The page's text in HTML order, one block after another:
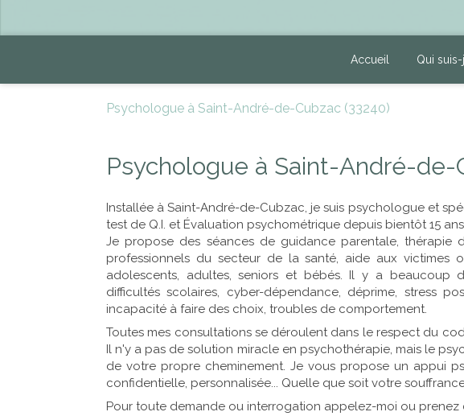
Accueil Qui suis-
Psychologue à Saint-André-de-Cubzac (33240)
Psychologue à Saint-André-de-
Installée à Saint-André-de-Cubzac, je suis psychologue et
test de Q.I. et Évaluation psychométrique depuis bientôt 15
Je propose des séances de guidance parentale, thérapie
professionnels du secteur de la santé, aide aux victimes
adolescents, adultes, seniors et bébés. Il y a beaucoup
difficultés scolaires, cyber-dépendance, déprime, stress
incapacité à faire des choix, troubles de comportement.
Toutes mes consultations se déroulent dans le respect du
Il n'y a pas de solution miracle en psychothérapie, mais le
de votre propre cheminement. Je vous propose un appui
confidentielle, personnalisée... Quelle que soit votre
Pour toute demande ou interrogation appelez-moi ou prenez